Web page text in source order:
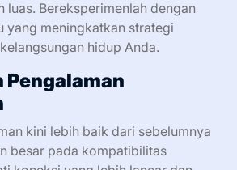
luas. Bereksperimenlah dengan
yang meningkatkan strategi
hidup Anda.
kini lebih baik dari sebelumnya
besar pada kompatibilitas